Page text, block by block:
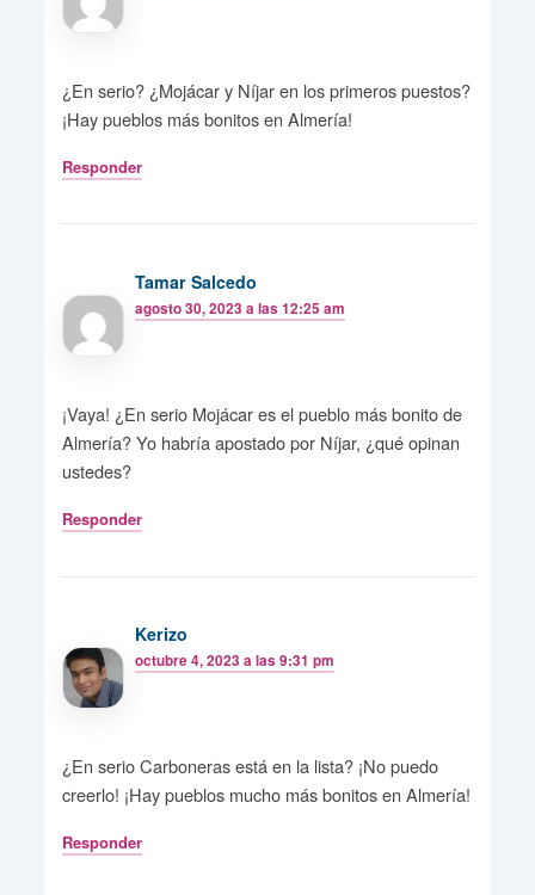
¿En serio? ¿Mojácar y Níjar en los primeros puestos?
¡Hay pueblos más bonitos en Almería!
Responder
Tamar Salcedo
agosto 30, 2023 a las 12:25 am
¡Vaya! ¿En serio Mojácar es el pueblo más bonito de
Almería? Yo habría apostado por Níjar, ¿qué opinan
ustedes?
Responder
Kerizo
octubre 4, 2023 a las 9:31 pm
¿En serio Carboneras está en la lista? ¡No puedo
creerlo! ¡Hay pueblos mucho más bonitos en Almería!
Responder